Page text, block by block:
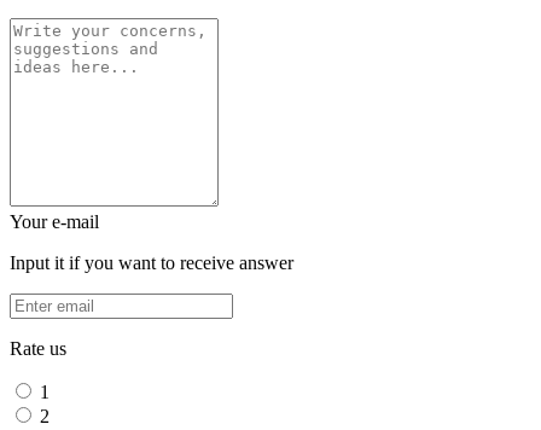
Your e-mail
Input it if you want to receive answer
Rate us
1
2